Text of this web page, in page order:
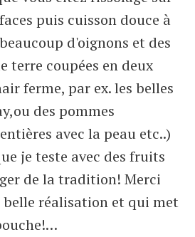
puis cuisson douce à
d'oignons et des
terre coupées en deux
ferme, par ex. les belles
des pommes
avec la peau etc..)
je teste avec des fruits
de la tradition! Merci
réalisation et qui met